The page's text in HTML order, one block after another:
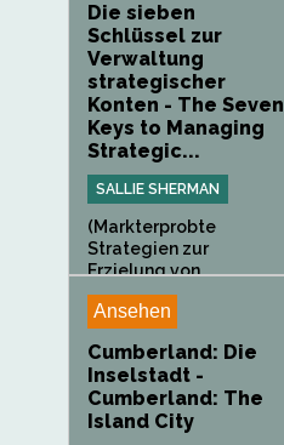
Die sieben
Schlüssel zur
Verwaltung
strategischer
Konten - The Seven
Keys to Managing
Strategic...
SALLIE SHERMAN
(Markterprobte
Strategien zur
Erzielung von...
Ansehen
Cumberland: Die
Inselstadt -
Cumberland: The
Island City